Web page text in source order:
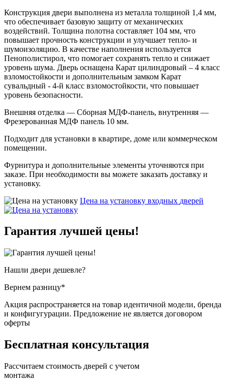
Конструкция двери выполнена из металла толщиной 1,4 мм,
что обеспечивает базовую защиту от механических
воздействий. Толщина полотна составляет 104 мм, что
повышает прочность конструкции и улучшает тепло- и
шумоизоляцию. В качестве наполнения используется
Пенополистирол, что помогает сохранять тепло и снижает
уровень шума. Дверь оснащена Карат цилиндровый – 4 класс
взломостойкости и дополнительным замком Карат
сувальдный - 4-й класс взломостойкости, что повышает
уровень безопасности.
Внешняя отделка — Сборная МДФ-панель, внутренняя —
Фрезерованная МДФ панель 10 мм.
Подходит для установки в квартире, доме или коммерческом
помещении.
Фурнитура и дополнительные элементы уточняются при
заказе. При необходимости вы можете заказать доставку и
установку.
Цена на установку входных дверей
Гарантия лучшей цены!
Нашли двери дешевле?
Вернем разницу*
Акция распространяется на товар идентичной модели, бренда
и конфигугурации. Предложение не является договором
оферты
Бесплатная консультация
Рассчитаем стоимость дверей с учетом
монтажа